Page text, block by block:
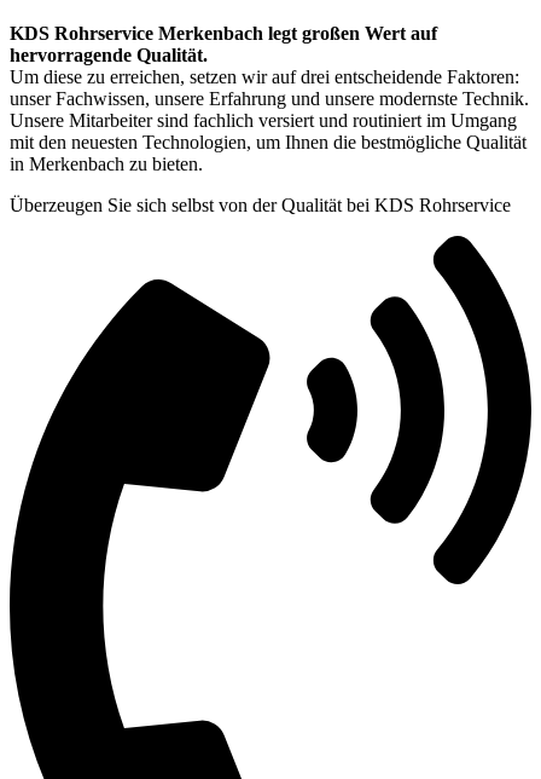
KDS Rohrservice Merkenbach legt großen Wert auf
hervorragende Qualität.
Um diese zu erreichen, setzen wir auf drei entscheidende Faktoren:
unser Fachwissen, unsere Erfahrung und unsere modernste Technik.
Unsere Mitarbeiter sind fachlich versiert und routiniert im Umgang
mit den neuesten Technologien, um Ihnen die bestmögliche Qualität
in Merkenbach zu bieten.
Überzeugen Sie sich selbst von der Qualität bei KDS Rohrservice